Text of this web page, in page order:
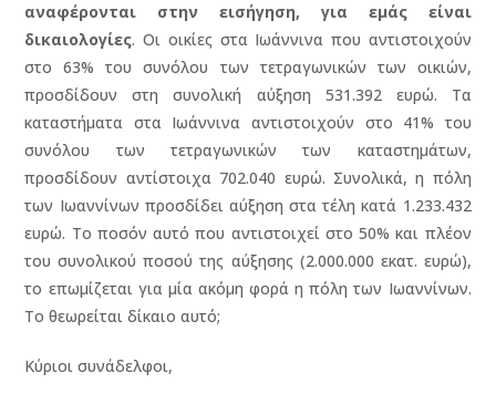
αναφέρονται στην εισήγηση, για εμάς είναι
δικαιολογίες. Οι οικίες στα Ιωάννινα που αντιστοιχούν
στο 63% του συνόλου των τετραγωνικών των οικιών,
προσδίδουν στη συνολική αύξηση 531.392 ευρώ. Τα
καταστήματα στα Ιωάννινα αντιστοιχούν στο 41% του
συνόλου των τετραγωνικών των καταστημάτων,
προσδίδουν αντίστοιχα 702.040 ευρώ. Συνολικά, η πόλη
των Ιωαννίνων προσδίδει αύξηση στα τέλη κατά 1.233.432
ευρώ. Το ποσόν αυτό που αντιστοιχεί στο 50% και πλέον
του συνολικού ποσού της αύξησης (2.000.000 εκατ. ευρώ),
το επωμίζεται για μία ακόμη φορά η πόλη των Ιωαννίνων.
Το θεωρείται δίκαιο αυτό;
Κύριοι συνάδελφοι,